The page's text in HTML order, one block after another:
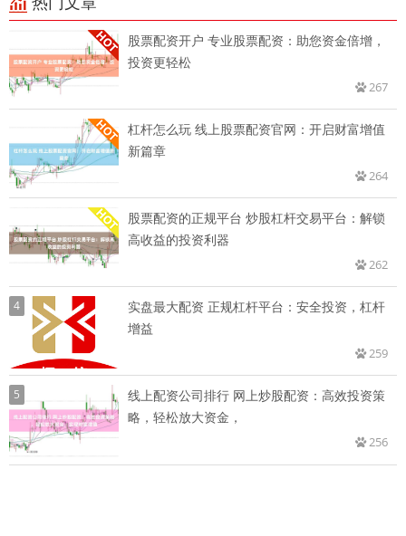
股票配资开户 专业股票配资：助您资金倍增，
投资更轻松
267
杠杆怎么玩 线上股票配资官网：开启财富增值
新篇章
264
股票配资的正规平台 炒股杠杆交易平台：解锁
高收益的投资利器
262
4
实盘最大配资 正规杠杆平台：安全投资，杠杆
增益
259
5
线上配资公司排行 网上炒股配资：高效投资策
略，轻松放大资金，
256